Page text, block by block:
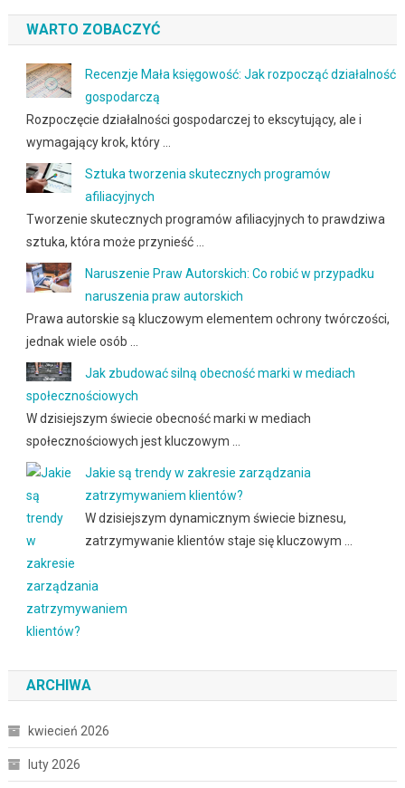
WARTO ZOBACZYĆ
Recenzje Mała księgowość: Jak rozpocząć działalność
gospodarczą
Rozpoczęcie działalności gospodarczej to ekscytujący, ale i
wymagający krok, który …
Sztuka tworzenia skutecznych programów
afiliacyjnych
Tworzenie skutecznych programów afiliacyjnych to prawdziwa
sztuka, która może przynieść …
Naruszenie Praw Autorskich: Co robić w przypadku
naruszenia praw autorskich
Prawa autorskie są kluczowym elementem ochrony twórczości,
jednak wiele osób …
Jak zbudować silną obecność marki w mediach
społecznościowych
W dzisiejszym świecie obecność marki w mediach
społecznościowych jest kluczowym …
Jakie są trendy w zakresie zarządzania
zatrzymywaniem klientów?
W dzisiejszym dynamicznym świecie biznesu,
zatrzymywanie klientów staje się kluczowym …
ARCHIWA
kwiecień 2026
luty 2026